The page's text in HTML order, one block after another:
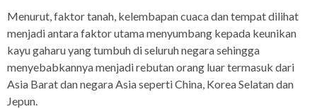
Menurut, faktor tanah, kelembapan cuaca dan tempat dilihat
menjadi antara faktor utama menyumbang kepada keunikan
kayu gaharu yang tumbuh di seluruh negara sehingga
menyebabkannya menjadi rebutan orang luar termasuk dari
Asia Barat dan negara Asia seperti China, Korea Selatan dan
Jepun.